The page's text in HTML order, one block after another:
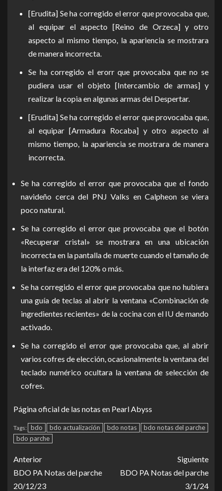
[Erudita] Se ha corregido el error que provocaba que,
al equipar el aspecto [Reino de Orzeca] y otro
aspecto al mismo tiempo, la apariencia se mostrara
de manera incorrecta.
Se ha corregido el erorr que provocaba que no se
pudiera usar el objeto [Intercambio de armas] y
realizar la copia en algunas armas del Despertar.
[Erudita] Se ha corregido el error que provocaba que,
al equipar [Armadura Rocaba] y otro aspecto al
mismo tiempo, la apariencia se mostrara de manera
incorrecta.
Se ha corregido el error que provocaba que el fondo
navideño cerca del PNJ Valks en Calpheon se viera
poco natural.
Se ha corregido el error que provocaba que el botón
«Recuperar cristal» se mostrara en una ubicación
incorrecta en la pantalla de muerte cuando el tamaño de
la interfaz era del 120% o más.
Se ha corregido el error que provocaba que no hubiera
una guía de teclas al abrir la ventana «Combinación de
ingredientes recientes» de la cocina con el IU de mando
activado.
Se ha corregido el error que provocaba que, al abrir
varios cofres de elección, ocasionalmente la ventana del
teclado numérico ocultara la ventana de selección de
cofres.
Página oficial de las notas en Pearl Abyss
Tags: bdo bdo actualización bdo notas
bdo notas del parche
bdo parche
Anterior
BDO PA Notas del parche
20/12/23
Siguiente
BDO PA Notas del parche
3/1/24